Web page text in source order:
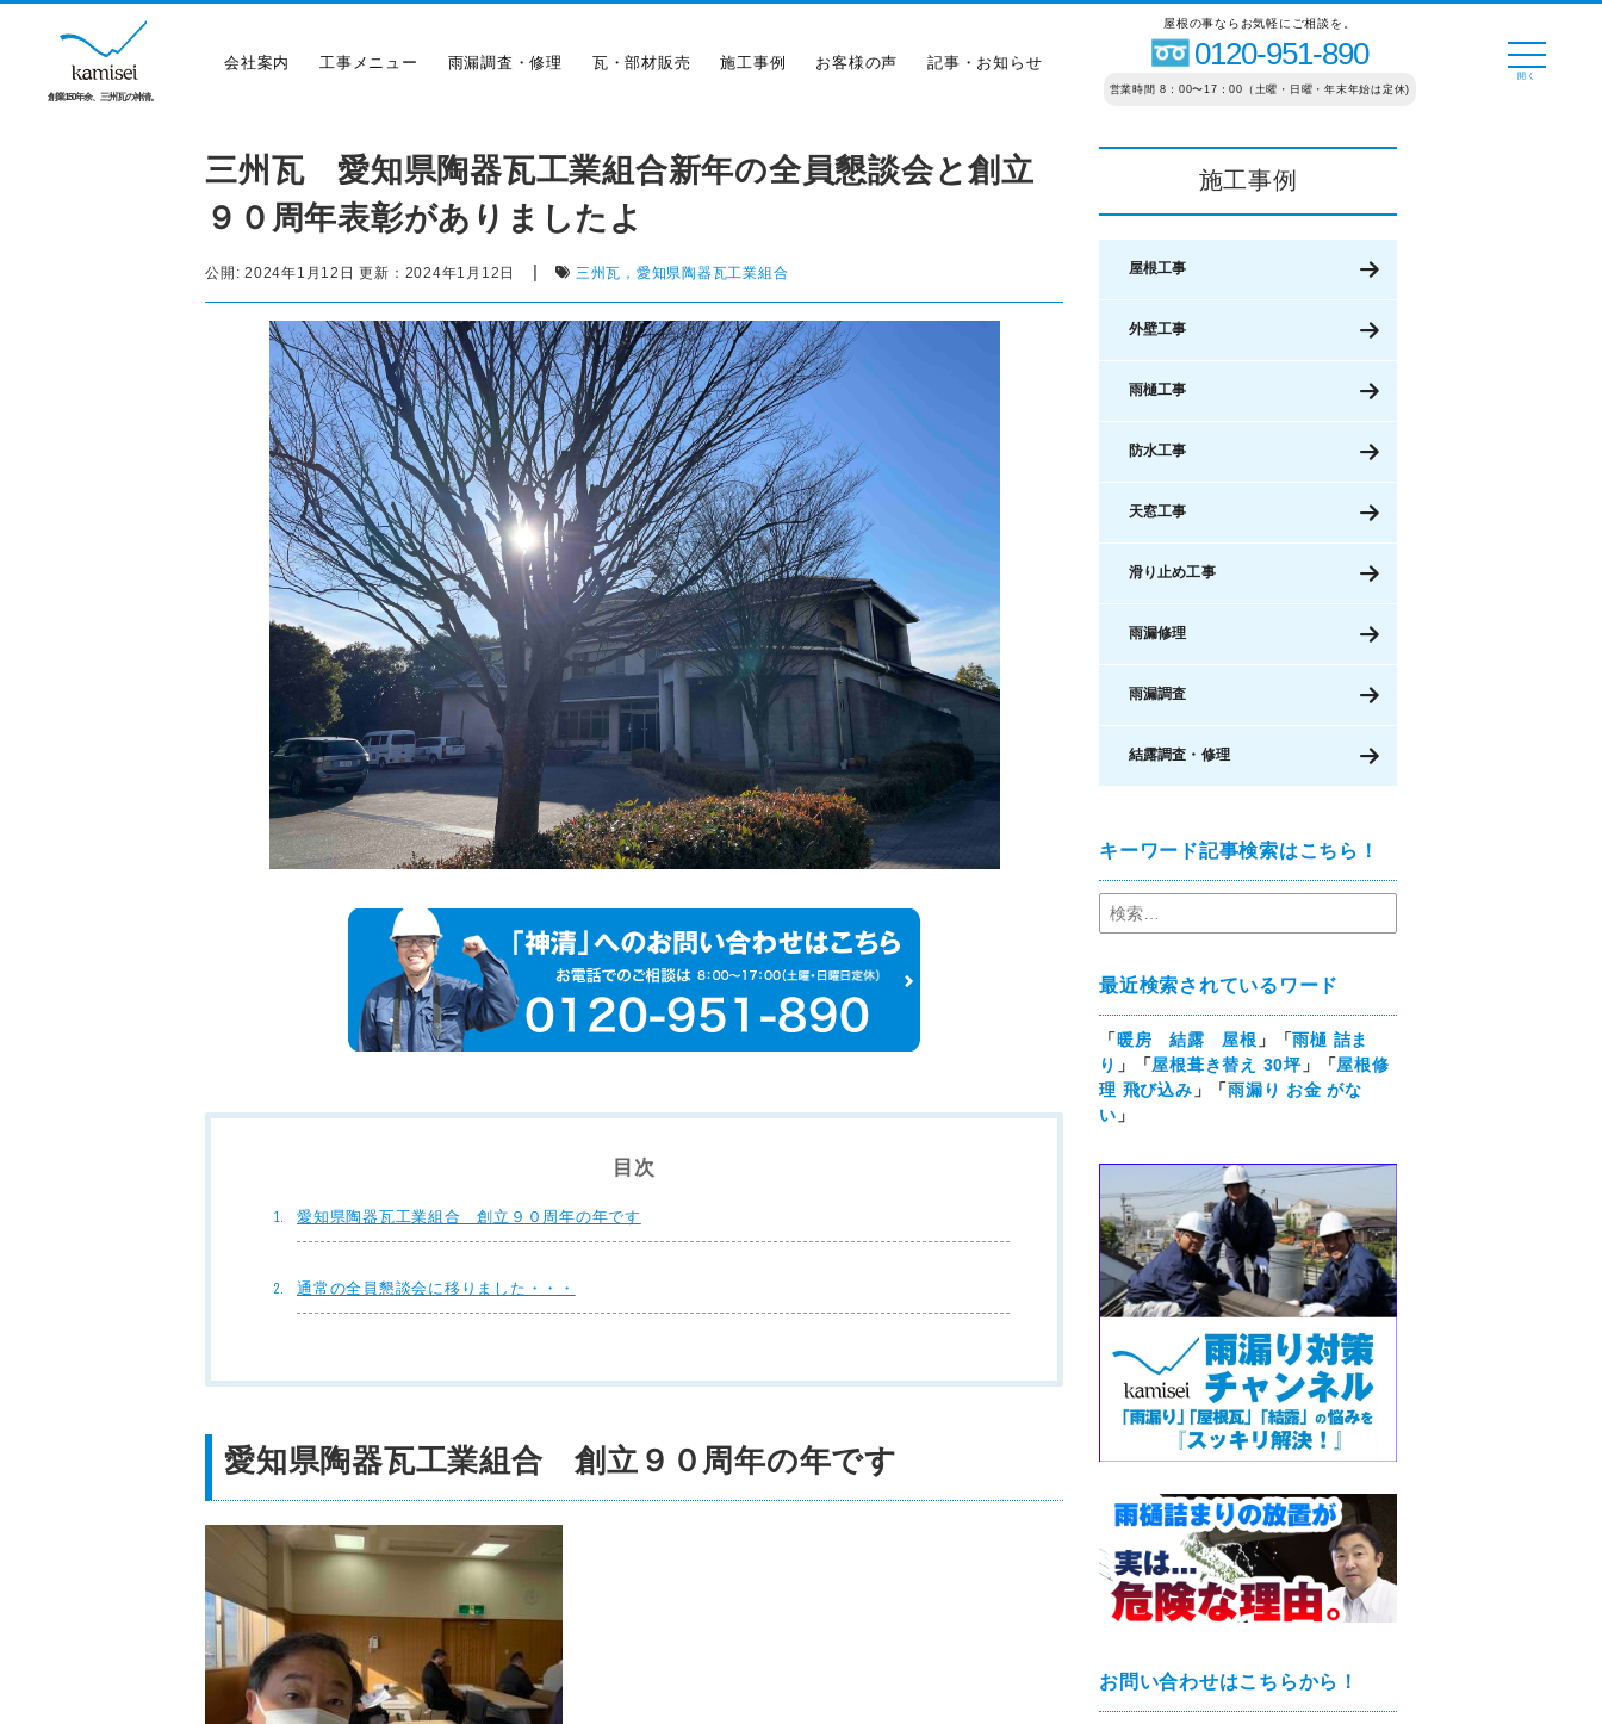
創業150年余、三州瓦の神清。
会社案内 工事メニュー 雨漏調査・修理 瓦・部材販売 施工事例 お客様の声 記事・お知らせ
屋根の事ならお気軽にご相談を。
0120-951-890
営業時間 8：00〜17：00（土曜・日曜・年末年始は定休)
三州瓦 愛知県陶器瓦工業組合新年の全員懇談会と創立
９０周年表彰がありましたよ
公開: 2024年1月12日 更新： 2024年1月12日 | 三州瓦，愛知県陶器瓦工業組合
目次
愛知県陶器瓦工業組合 創立９０周年の年です
通常の全員懇談会に移りました・・・
愛知県陶器瓦工業組合 創立９０周年の年です
施工事例
屋根工事
外壁工事
雨樋工事
防水工事
天窓工事
滑り止め工事
雨漏修理
雨漏調査
結露調査・修理
キーワード記事検索はこちら！
最近検索されているワード
「暖房 結露 屋根 」「雨樋 詰ま
り 」「屋根葺き替え 30坪」「屋根修
理 飛び込み 」「雨漏り お金 がな
い 」
お問い合わせはこちらから！